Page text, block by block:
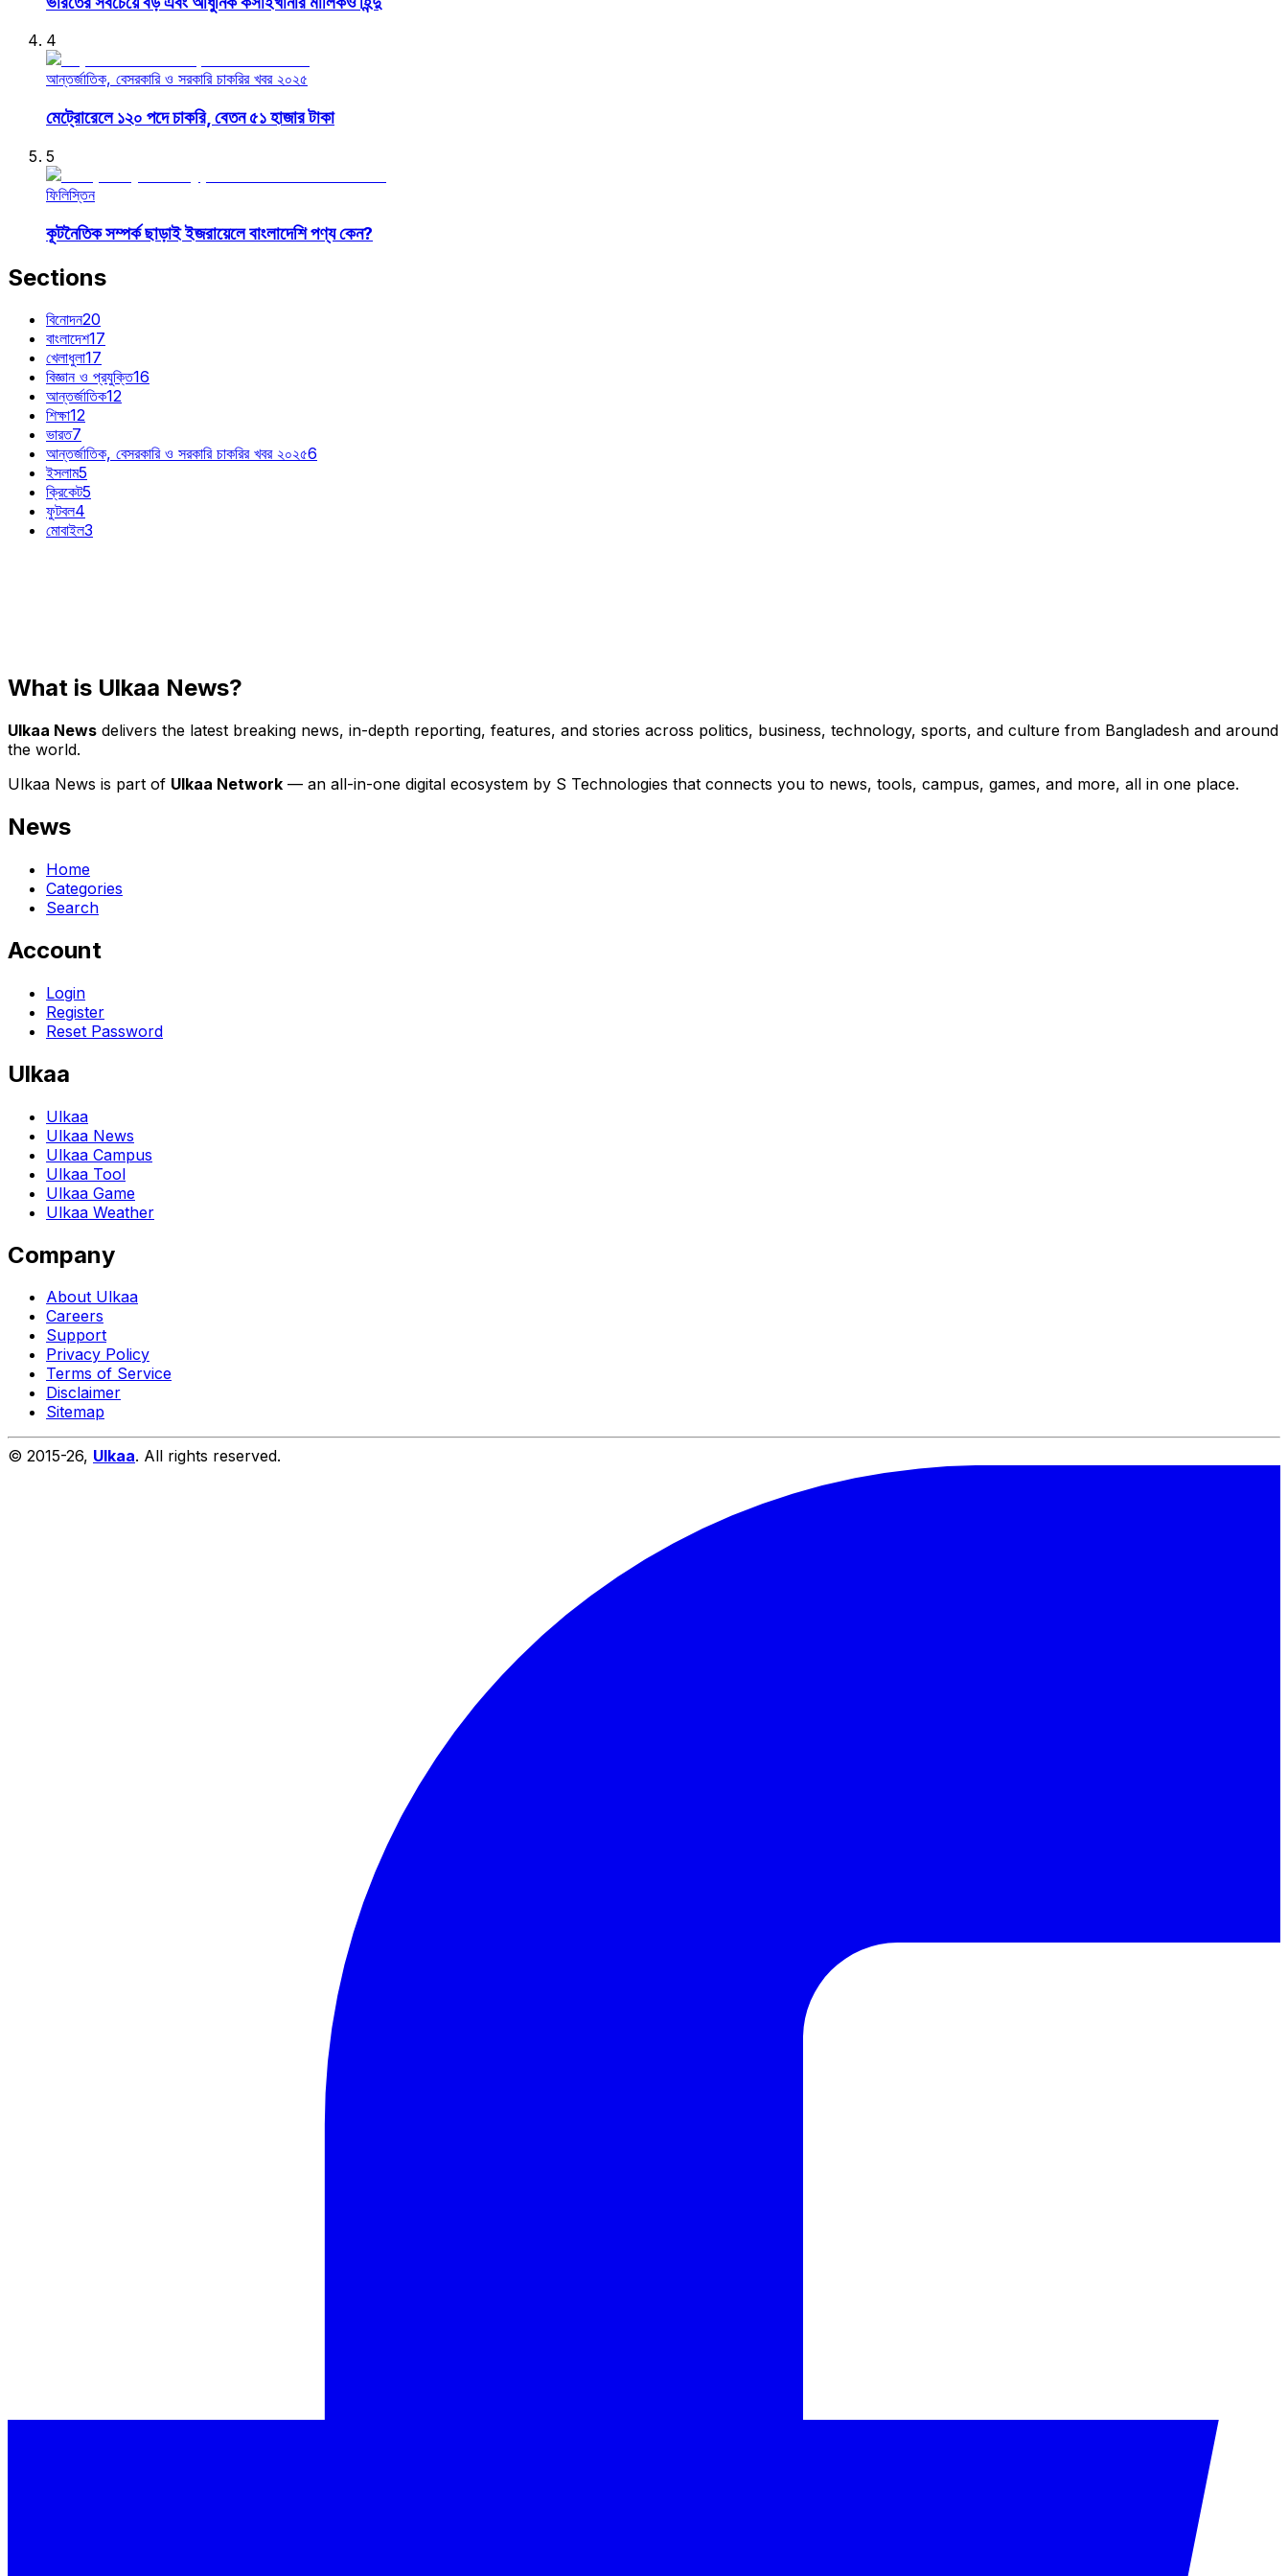
4
আন্তর্জাতিক, বেসরকারি ও সরকারি চাকরির খবর ২০২৫
মেট্রোরেলে ১২০ পদে চাকরি, বেতন ৫১ হাজার টাকা
5
ফিলিস্তিন
কূটনৈতিক সম্পর্ক ছাড়াই ইজরায়েলে বাংলাদেশি পণ্য কেন?
Sections
বিনোদন20
বাংলাদেশ17
খেলাধুলা17
বিজ্ঞান ও প্রযুক্তি16
আন্তর্জাতিক12
শিক্ষা12
ভারত7
আন্তর্জাতিক, বেসরকারি ও সরকারি চাকরির খবর ২০২৫6
ইসলাম5
ক্রিকেট5
ফুটবল4
মোবাইল3
What is Ulkaa News?
Ulkaa News delivers the latest breaking news, in-depth reporting, features, and stories across politics, business, technology, sports, and culture from Bangladesh and around
the world.
Ulkaa News is part of Ulkaa Network — an all-in-one digital ecosystem by S Technologies that connects you to news, tools, campus, games, and more, all in one place.
News
Home
Categories
Search
Account
Login
Register
Reset Password
Ulkaa
Ulkaa
Ulkaa News
Ulkaa Campus
Ulkaa Tool
Ulkaa Game
Ulkaa Weather
Company
About Ulkaa
Careers
Support
Privacy Policy
Terms of Service
Disclaimer
Sitemap
© 2015-26, Ulkaa. All rights reserved.